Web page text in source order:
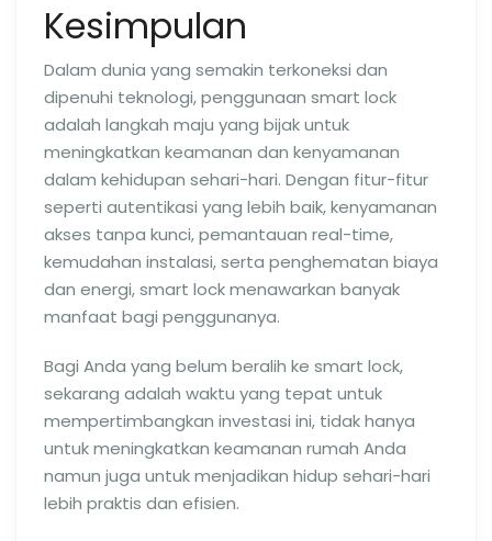
Kesimpulan
Dalam dunia yang semakin terkoneksi dan
dipenuhi teknologi, penggunaan smart lock
adalah langkah maju yang bijak untuk
meningkatkan keamanan dan kenyamanan
dalam kehidupan sehari-hari. Dengan fitur-fitur
seperti autentikasi yang lebih baik, kenyamanan
akses tanpa kunci, pemantauan real-time,
kemudahan instalasi, serta penghematan biaya
dan energi, smart lock menawarkan banyak
manfaat bagi penggunanya.
Bagi Anda yang belum beralih ke smart lock,
sekarang adalah waktu yang tepat untuk
mempertimbangkan investasi ini, tidak hanya
untuk meningkatkan keamanan rumah Anda
namun juga untuk menjadikan hidup sehari-hari
lebih praktis dan efisien.